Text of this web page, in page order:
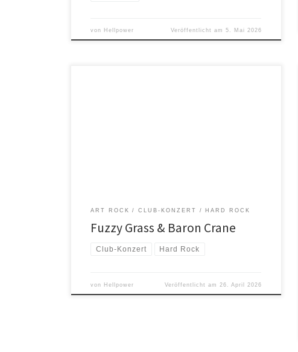
von Hellpower Veröffentlicht am 5. Mai 2026
ART ROCK CLUB-KONZERT HARD ROCK
Fuzzy Grass & Baron Crane
Club-Konzert Hard Rock
von Hellpower Veröffentlicht am 26. April 2026